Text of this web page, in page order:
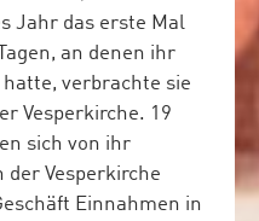
Jahr das erste Mal
an denen ihr
verbrachte sie
Vesperkirche. 19
sich von ihr
Vesperkirche
Einnahmen in